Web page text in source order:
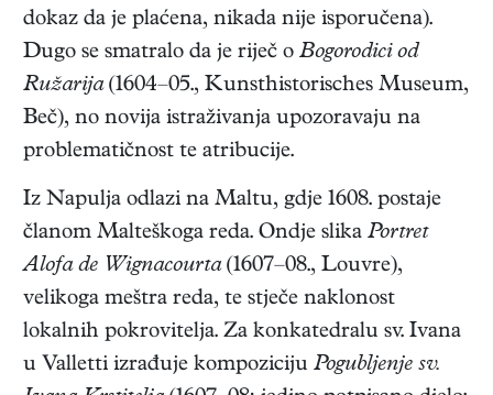
dokaz da je plaćena, nikada nije isporučena).
Dugo se smatralo da je riječ o Bogorodici od
Ružarija(1604–05., Kunsthistorisches Museum,
Beč), no novija istraživanja upozoravaju na
problematičnost te atribucije.
Iz Napulja odlazi na Maltu, gdje 1608. postaje
članom Malteškoga reda. Ondje slika Portret
Alofa de Wignacourta(1607–08., Louvre),
velikoga meštra reda, te stječe naklonost
lokalnih pokrovitelja. Za konkatedralu sv. Ivana
u Valletti izrađuje kompoziciju Pogubljenje sv.